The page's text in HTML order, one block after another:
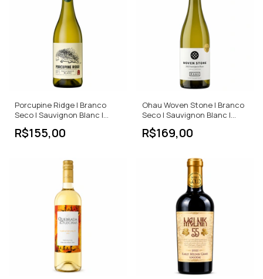
Porcupine Ridge | Branco
Seco | Sauvignon Blanc |
África do Sul | 750ml
R$155,00
Ohau Woven Stone | Branco
Seco | Sauvignon Blanc |
Nova Zelândia | 750ml
R$169,00